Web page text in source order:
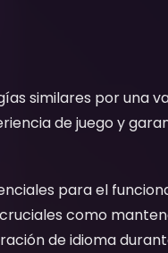
similares por una
de juego y
para el
como
de idioma